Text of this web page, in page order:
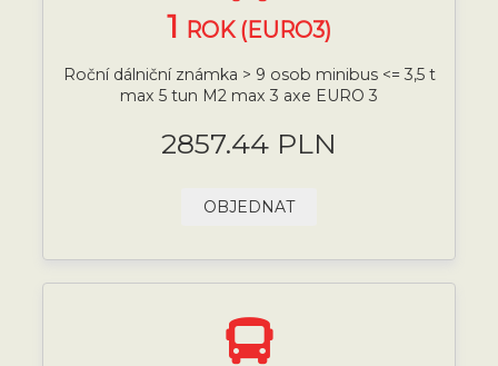
1 ROK (EURO3)
Roční dálniční známka > 9 osob minibus <= 3,5 t
max 5 tun M2 max 3 axe EURO 3
2857.44 PLN
OBJEDNAT